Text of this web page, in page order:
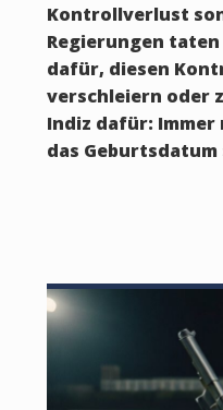
Kontrollverlust
Regierungen
dafür, diesen
verschleiern oder
Indiz dafür: Immer
das Geburtsdatum